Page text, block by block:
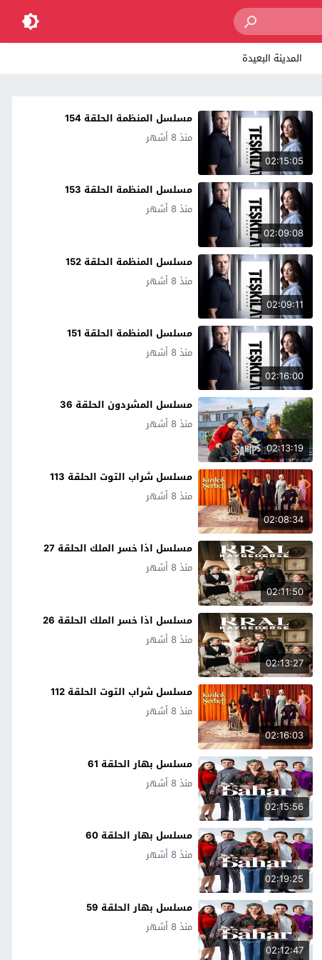
المدينة البعيدة
02:15:05
مسلسل المنظمة الحلقة 154
منذ 8 أشهر
02:09:08
مسلسل المنظمة الحلقة 153
منذ 8 أشهر
02:09:11
مسلسل المنظمة الحلقة 152
منذ 8 أشهر
02:16:00
مسلسل المنظمة الحلقة 151
منذ 8 أشهر
02:13:19
مسلسل المشردون الحلقة 36
منذ 8 أشهر
02:08:34
مسلسل شراب التوت الحلقة 113
منذ 8 أشهر
02:11:50
مسلسل اذا خسر الملك الحلقة 27
منذ 8 أشهر
02:13:27
مسلسل اذا خسر الملك الحلقة 26
منذ 8 أشهر
02:16:03
مسلسل شراب التوت الحلقة 112
منذ 8 أشهر
02:15:56
مسلسل بهار الحلقة 61
منذ 8 أشهر
02:19:25
مسلسل بهار الحلقة 60
منذ 8 أشهر
02:12:47
مسلسل بهار الحلقة 59
منذ 8 أشهر